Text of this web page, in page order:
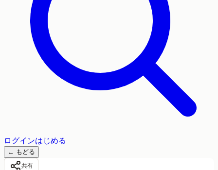
ログインはじめる
← もどる
共有